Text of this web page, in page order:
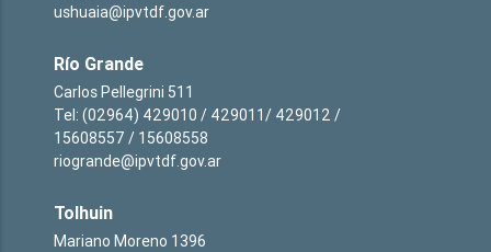
ushuaia@ipvtdf.gov.ar
Río Grande
Carlos Pellegrini 511
Tel: (02964) 429010 / 429011/ 429012 /
15608557 / 15608558
riogrande@ipvtdf.gov.ar
Tolhuin
Mariano Moreno 1396